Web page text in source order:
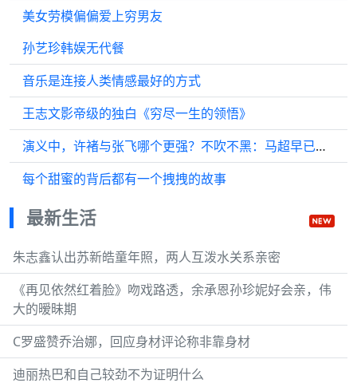
美女劳模偏偏爱上穷男友
孙艺珍韩娱无代餐
音乐是连接人类情感最好的方式
王志文影帝级的独白《穷尽一生的领悟》
演义中，许褚与张飞哪个更强？不吹不黑：马超早已心中有数
每个甜蜜的背后都有一个拽拽的故事
最新生活
朱志鑫认出苏新皓童年照，两人互泼水关系亲密
《再见依然红着脸》吻戏路透，余承恩孙珍妮好会亲，伟
大的暧昧期
C罗盛赞乔治娜，回应身材评论称非靠身材
迪丽热巴和自己较劲不为证明什么